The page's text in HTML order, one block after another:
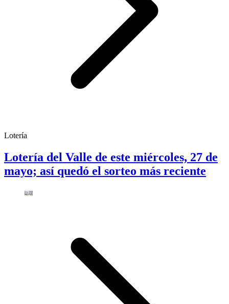
Lotería
Lotería del Valle de este miércoles, 27 de
mayo; así quedó el sorteo más reciente